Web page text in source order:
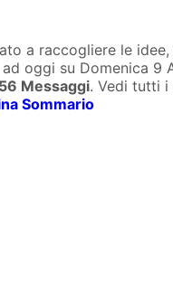
a raccogliere le
oggi su Domenica 9
Messaggi. Vedi tutti i
Sommario